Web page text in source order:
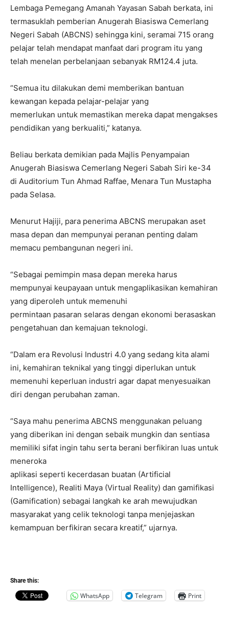
Lembaga Pemegang Amanah Yayasan Sabah berkata, ini
termasuklah pemberian Anugerah Biasiswa Cemerlang
Negeri Sabah (ABCNS) sehingga kini, seramai 715 orang
pelajar telah mendapat manfaat dari program itu yang
telah menelan perbelanjaan sebanyak RM124.4 juta.
“Semua itu dilakukan demi memberikan bantuan
kewangan kepada pelajar-pelajar yang
memerlukan untuk memastikan mereka dapat mengakses
pendidikan yang berkualiti,” katanya.
Beliau berkata demikian pada Majlis Penyampaian
Anugerah Biasiswa Cemerlang Negeri Sabah Siri ke-34
di Auditorium Tun Ahmad Raffae, Menara Tun Mustapha
pada Selasa.
Menurut Hajiji, para penerima ABCNS merupakan aset
masa depan dan mempunyai peranan penting dalam
memacu pembangunan negeri ini.
“Sebagai pemimpin masa depan mereka harus
mempunyai keupayaan untuk mengaplikasikan kemahiran
yang diperoleh untuk memenuhi
permintaan pasaran selaras dengan ekonomi berasaskan
pengetahuan dan kemajuan teknologi.
“Dalam era Revolusi Industri 4.0 yang sedang kita alami
ini, kemahiran teknikal yang tinggi diperlukan untuk
memenuhi keperluan industri agar dapat menyesuaikan
diri dengan perubahan zaman.
“Saya mahu penerima ABCNS menggunakan peluang
yang diberikan ini dengan sebaik mungkin dan sentiasa
memiliki sifat ingin tahu serta berani berfikiran luas untuk
meneroka
aplikasi seperti kecerdasan buatan (Artificial
Intelligence), Realiti Maya (Virtual Reality) dan gamifikasi
(Gamification) sebagai langkah ke arah mewujudkan
masyarakat yang celik teknologi tanpa menjejaskan
kemampuan berfikiran secara kreatif,” ujarnya.
Share this:
WhatsApp Telegram Print